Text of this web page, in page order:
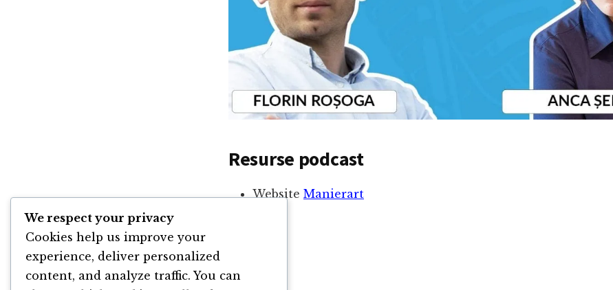
Resurse podcast
Website Manierart
We respect your privacy
Cookies help us improve your
experience, deliver personalized
content, and analyze traffic. You can